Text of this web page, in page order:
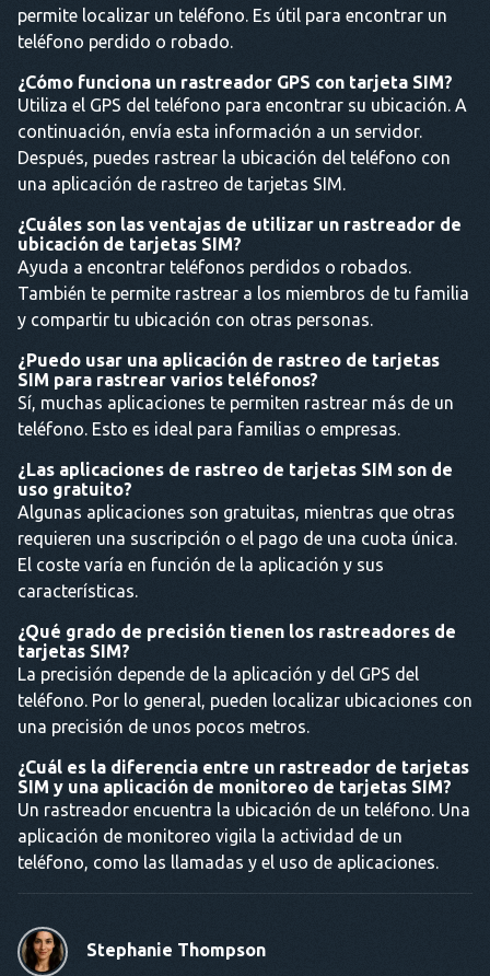
permite localizar un teléfono. Es útil para encontrar un
teléfono perdido o robado.
¿Cómo funciona un rastreador GPS con tarjeta SIM?
Utiliza el GPS del teléfono para encontrar su ubicación. A
continuación, envía esta información a un servidor.
Después, puedes rastrear la ubicación del teléfono con
una aplicación de rastreo de tarjetas SIM.
¿Cuáles son las ventajas de utilizar un rastreador de
ubicación de tarjetas SIM?
Ayuda a encontrar teléfonos perdidos o robados.
También te permite rastrear a los miembros de tu familia
y compartir tu ubicación con otras personas.
¿Puedo usar una aplicación de rastreo de tarjetas
SIM para rastrear varios teléfonos?
Sí, muchas aplicaciones te permiten rastrear más de un
teléfono. Esto es ideal para familias o empresas.
¿Las aplicaciones de rastreo de tarjetas SIM son de
uso gratuito?
Algunas aplicaciones son gratuitas, mientras que otras
requieren una suscripción o el pago de una cuota única.
El coste varía en función de la aplicación y sus
características.
¿Qué grado de precisión tienen los rastreadores de
tarjetas SIM?
La precisión depende de la aplicación y del GPS del
teléfono. Por lo general, pueden localizar ubicaciones con
una precisión de unos pocos metros.
¿Cuál es la diferencia entre un rastreador de tarjetas
SIM y una aplicación de monitoreo de tarjetas SIM?
Un rastreador encuentra la ubicación de un teléfono. Una
aplicación de monitoreo vigila la actividad de un
teléfono, como las llamadas y el uso de aplicaciones.
Stephanie Thompson